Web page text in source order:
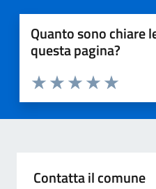
Quanto sono chiare
questa pagina?
Valuta 5
Valuta 4 stelle
Valuta 3 stelle su 5
Valuta 2 stelle su 5
Valuta 1 stelle su 5
Contatta il comune